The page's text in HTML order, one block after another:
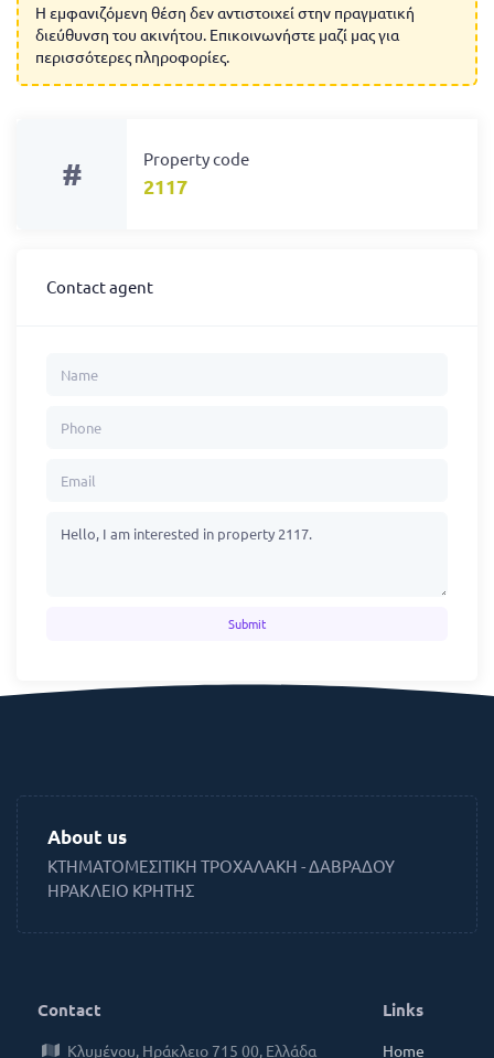
Η εμφανιζόμενη θέση δεν αντιστοιχεί στην πραγματική
διεύθυνση του ακινήτου. Επικοινωνήστε μαζί μας για
περισσότερες πληροφορίες.
# Property code
2117
Contact agent
Submit
About us
ΚΤΗΜΑΤΟΜΕΣΙΤΙΚΗ ΤΡΟΧΑΛΑΚΗ - ΔΑΒΡΑΔΟΥ
ΗΡΑΚΛΕΙΟ ΚΡΗΤΗΣ
Contact
Κλυμένου, Ηράκλειο 715 00, Ελλάδα
Links
Home